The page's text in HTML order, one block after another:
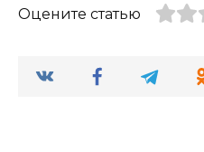
Оцените статью